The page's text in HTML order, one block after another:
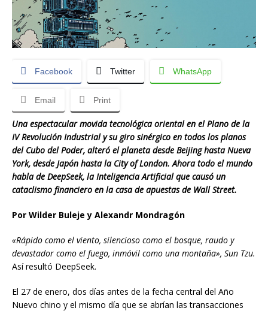
Facebook Twitter WhatsApp
Email Print
Una espectacular movida tecnológica oriental en el Plano de la
IV Revolución Industrial y su giro sinérgico en todos los planos
del Cubo del Poder, alteró el planeta desde Beijing hasta Nueva
York, desde Japón hasta la City of London. Ahora todo el mundo
habla de DeepSeek, la Inteligencia Artificial que causó un
cataclismo financiero en la casa de apuestas de Wall Street.
Por Wilder Buleje y Alexandr Mondragón
«Rápido como el viento, silencioso como el bosque, raudo y
devastador como el fuego, inmóvil como una montaña», Sun Tzu.
Así resultó DeepSeek.
El 27 de enero, dos días antes de la fecha central del Año
Nuevo chino y el mismo día que se abrían las transacciones